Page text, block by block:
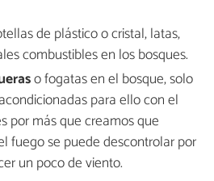
de plástico o cristal, latas,
combustibles en los bosques.
o fogatas en el bosque, solo
para ello con el
por más que creamos que
fuego se puede descontrolar por
un poco de viento.